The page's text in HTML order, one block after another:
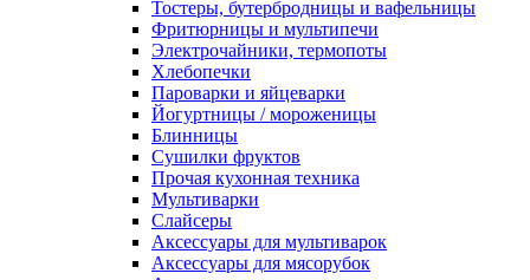
Тостеры, бутербродницы и вафельницы
Фритюрницы и мультипечи
Электрочайники, термопоты
Хлебопечки
Пароварки и яйцеварки
Йогуртницы / мороженицы
Блинницы
Сушилки фруктов
Прочая кухонная техника
Мультиварки
Слайсеры
Аксессуары для мультиварок
Аксессуары для мясорубок